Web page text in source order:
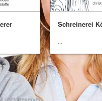
Schreinerei
...
rights reserved.